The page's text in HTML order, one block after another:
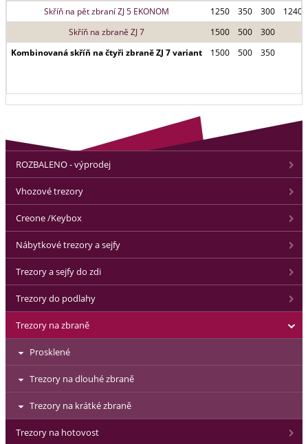
Skříň na pět zbraní ZJ 5 EKONOM
1250 350 300
1240
Skříň na zbraně ZJ 7
1500 500
300
Kombinovaná skříň na čtyři zbraně ZJ 7 variant
1500 500 350
ROZBALENO - výprodej
Vhozové trezory
Creone /Keybox
Nábytkové trezory a sejfy
Trezory a sejfy do zdi
Trezory do podlahy
Trezory na zbraně
Prosklené
Trezory na dlouhé zbraně
Trezory na krátké zbraně
Trezory na hotovost